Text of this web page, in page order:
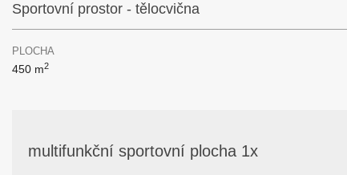
Sportovní prostor - tělocvična
PLOCHA
450 m2
multifunkční sportovní plocha 1x